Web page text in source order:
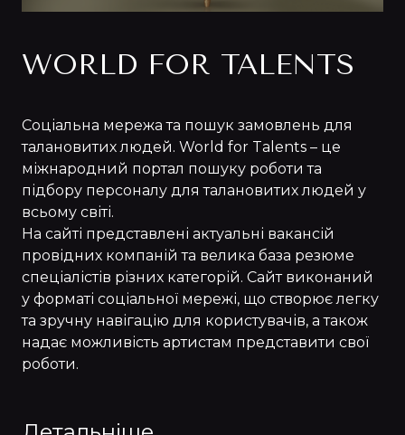
WORLD FOR TALENTS
Соціальна мережа та пошук замовлень для
талановитих людей. World for Talents – це
міжнародний портал пошуку роботи та
підбору персоналу для талановитих людей у
всьому світі.
На сайті представлені актуальні вакансій
провідних компаній та велика база резюме
спеціалістів різних категорій. Сайт виконаний
у форматі соціальної мережі, що створює легку
та зручну навігацію для користувачів, а також
надає можливість артистам представити свої
роботи.